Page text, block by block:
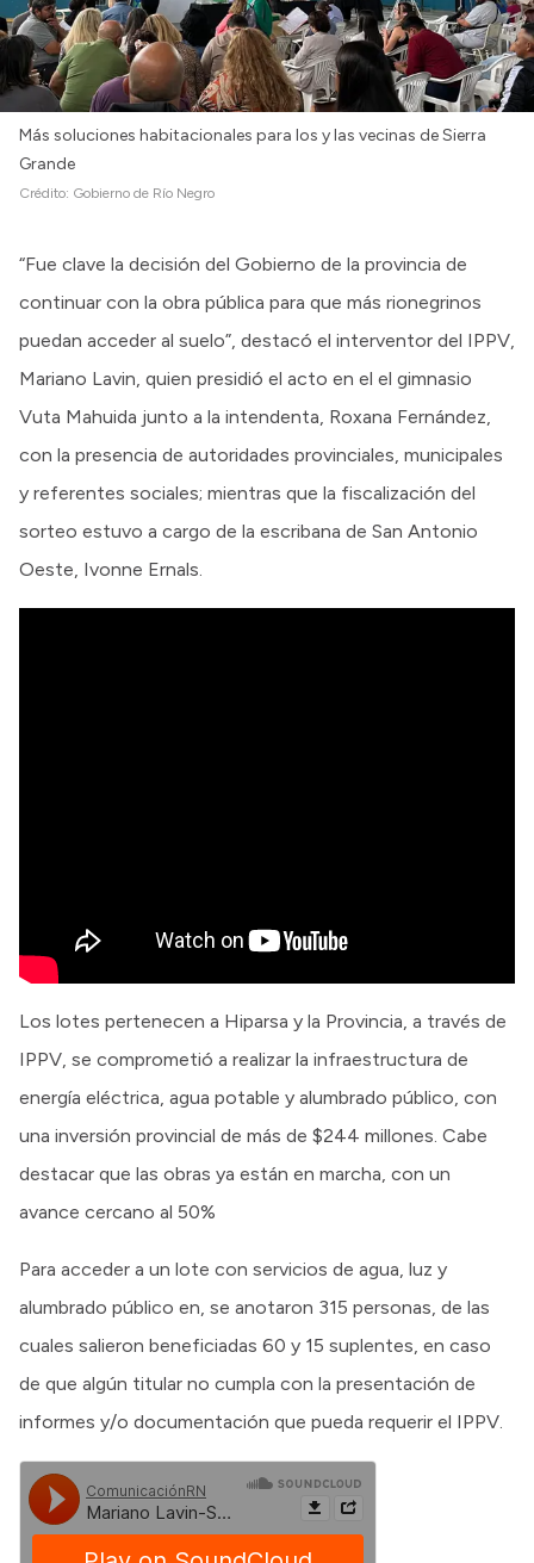
Más soluciones habitacionales para los y las vecinas de Sierra
Grande
Crédito: Gobierno de Río Negro
“Fue clave la decisión del Gobierno de la provincia de
continuar con la obra pública para que más rionegrinos
puedan acceder al suelo”, destacó el interventor del IPPV,
Mariano Lavin, quien presidió el acto en el el gimnasio
Vuta Mahuida junto a la intendenta, Roxana Fernández,
con la presencia de autoridades provinciales, municipales
y referentes sociales; mientras que la fiscalización del
sorteo estuvo a cargo de la escribana de San Antonio
Oeste, Ivonne Ernals.
Los lotes pertenecen a Hiparsa y la Provincia, a través de
IPPV, se comprometió a realizar la infraestructura de
energía eléctrica, agua potable y alumbrado público, con
una inversión provincial de más de $244 millones. Cabe
destacar que las obras ya están en marcha, con un
avance cercano al 50%
Para acceder a un lote con servicios de agua, luz y
alumbrado público en, se anotaron 315 personas, de las
cuales salieron beneficiadas 60 y 15 suplentes, en caso
de que algún titular no cumpla con la presentación de
informes y/o documentación que pueda requerir el IPPV.